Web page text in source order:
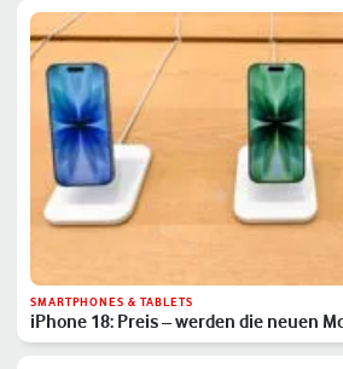
SMARTPHONES & TABLETS
iPhone 18: Preis – werden die neuen